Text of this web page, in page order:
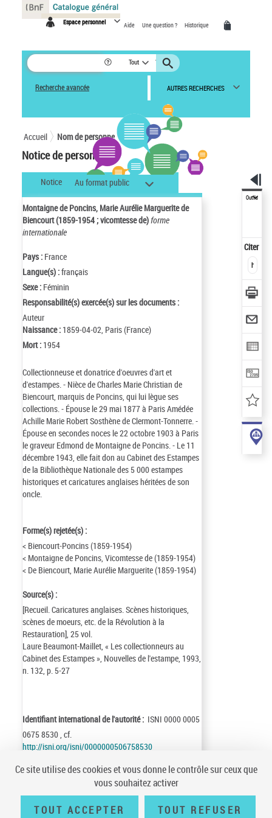
Espace personnel Aide Une question ? Historique
Tout
Recherche avancée AUTRES RECHERCHES
Accueil Nom de personne
Notice de personne
Notice Au format public
Montaigne de Poncins, Marie Aurélie Marguerite de
Biencourt (1859-1954 ; vicomtesse de)forme
internationale
Pays : France
Langue(s) :français
Sexe : Féminin
Responsabilité(s) exercée(s) sur les documents :
Auteur
Naissance : 1859-04-02, Paris (France)
Mort : 1954
Collectionneuse et donatrice d'oeuvres d'art et
d'estampes. - Nièce de Charles Marie Christian de
Biencourt, marquis de Poncins, qui lui lègue ses
collections. - Épouse le 29 mai 1877 à Paris Amédée
Achille Marie Robert Sosthène de Clermont-Tonnerre. -
Épouse en secondes noces le 22 octobre 1903 à Paris
le graveur Edmond de Montaigne de Poncins. - Le 11
décembre 1943, elle fait don au Cabinet des Estampes
de la Bibliothèque Nationale des 5 000 estampes
historiques et caricatures anglaises héritées de son
oncle.
Forme(s) rejetée(s) :
< Biencourt-Poncins (1859-1954)
< Montaigne de Poncins, Vicomtesse de (1859-1954)
< De Biencourt, Marie Aurélie Marguerite (1859-1954)
Source(s) :
[Recueil. Caricatures anglaises. Scènes historiques,
scènes de moeurs, etc. de la Révolution à la
Restauration], 25 vol.
Laure Beaumont-Maillet, « Les collectionneurs au
Cabinet des Estampes », Nouvelles de l'estampe, 1993,
n. 132, p. 5-27
Identifiant international de l'autorité : ISNI 0000 0005
0675 8530 , cf.
http://isni.org/isni/0000000506758530
Notice n° :FRBNF18004503
Mise à jour :25/07/04
Outils
Citer
Panneau de gestion des cookies
Ce site utilise des cookies et vous donne le contrôle sur ceux que
vous souhaitez activer
TOUT ACCEPTER TOUT REFUSER